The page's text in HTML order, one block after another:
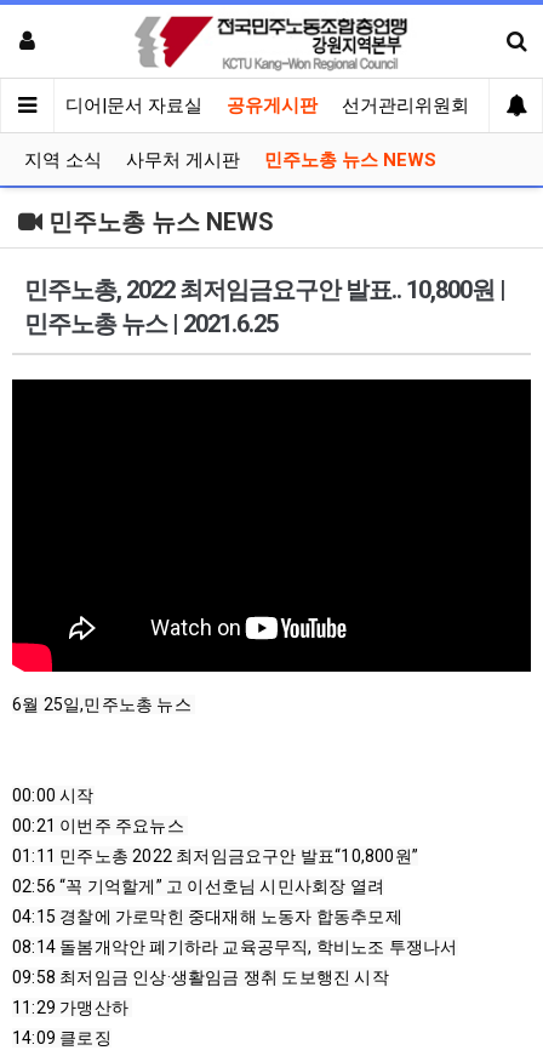
견 미디어|문서 자료실 공유게시판 선거관리위원회
지역 소식 사무처 게시판 민주노총 뉴스 NEWS
민주노총 뉴스 NEWS
민주노총, 2022 최저임금요구안 발표.. 10,800원 |
민주노총 뉴스 | 2021.6.25
6월 25일,민주노총 뉴스
00:00
00:21
01:11
02:56
04:15
08:14
09:58
최저임금 인상·생활임금 쟁취 도보행진 시작
11:29
14:09 클로징